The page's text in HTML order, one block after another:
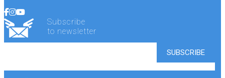
Subscribe
to newsletter